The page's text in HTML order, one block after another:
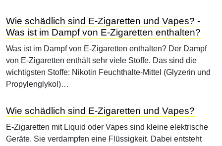
Wie schädlich sind E-Zigaretten und Vapes? -
Was ist im Dampf von E-Zigaretten enthalten?
Was ist im Dampf von E-Zigaretten enthalten? Der Dampf
von E-Zigaretten enthält sehr viele Stoffe. Das sind die
wichtigsten Stoffe: Nikotin Feuchthalte-Mittel (Glyzerin und
Propylenglykol)…
Wie schädlich sind E-Zigaretten und Vapes?
E-Zigaretten mit Liquid oder Vapes sind kleine elektrische
Geräte. Sie verdampfen eine Flüssigkeit. Dabei entsteht